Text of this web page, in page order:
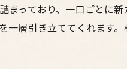
まっており、一口ごとに
一層引き立ててくれます